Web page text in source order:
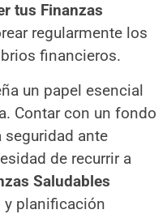
tus Finanzas
regularmente los
financieros.
un papel esencial
Contar con un fondo
ante
de recurrir a
Saludables
y planificación